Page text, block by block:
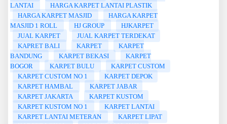
LANTAI
HARGA KARPET LANTAI PLASTIK
HARGA KARPET MASJID
HARGA KARPET
MASJID 1 ROLL
HJ GROUP
HJKARPET
JUAL KARPET
JUAL KARPET TERDEKAT
KAPRET BALI
KARPET
KARPET
BANDUNG
KARPET BEKASI
KARPET
BOGOR
KARPET BULU
KARPET CUSTOM
KARPET CUSTOM NO 1
KARPET DEPOK
KARPET HAMBAL
KARPET JABAR
KARPET JAKARTA
KARPET KUSTOM
KARPET KUSTOM NO 1
KARPET LANTAI
KARPET LANTAI METERAN
KARPET LIPAT